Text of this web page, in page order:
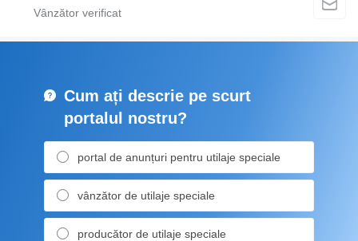
Cum ați descrie pe scurt
portalul nostru?
portal de anunțuri pentru utilaje speciale
vânzător de utilaje speciale
producător de utilaje speciale